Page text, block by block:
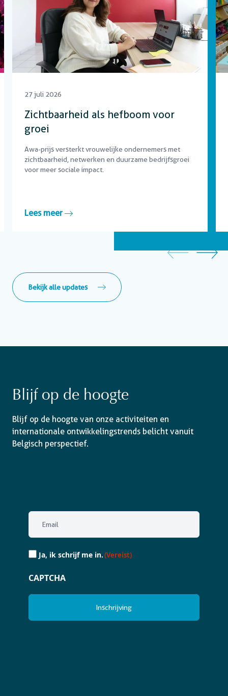
27 juli 2026
Zichtbaarheid als hefboom voor
groei
Awa-prijs versterkt vrouwelijke ondernemers met
zichtbaarheid, netwerken en duurzame bedrijfsgroei
voor meer sociale impact.
Lees meer
Bekijk alle updates
Blijf op de hoogte
Blijf op de hoogte van onze activiteiten en
internationale ontwikkelingstrends belicht vanuit
Belgisch perspectief.
Email
(Vereist)
Ja,
schrijf
Ja, ik schrijf me in.(Vereist)
CAPTCHA